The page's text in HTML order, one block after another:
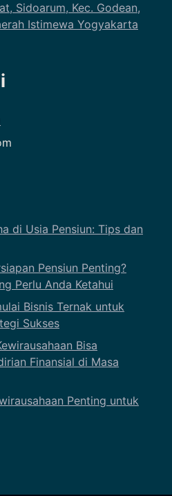
Sidoarum, Kec. Godean,
Istimewa Yogyakarta
di Usia Pensiun: Tips dan
Pensiun Penting?
Perlu Anda Ketahui
Bisnis Ternak untuk
Sukses
Bisa
Finansial di Masa
Penting untuk